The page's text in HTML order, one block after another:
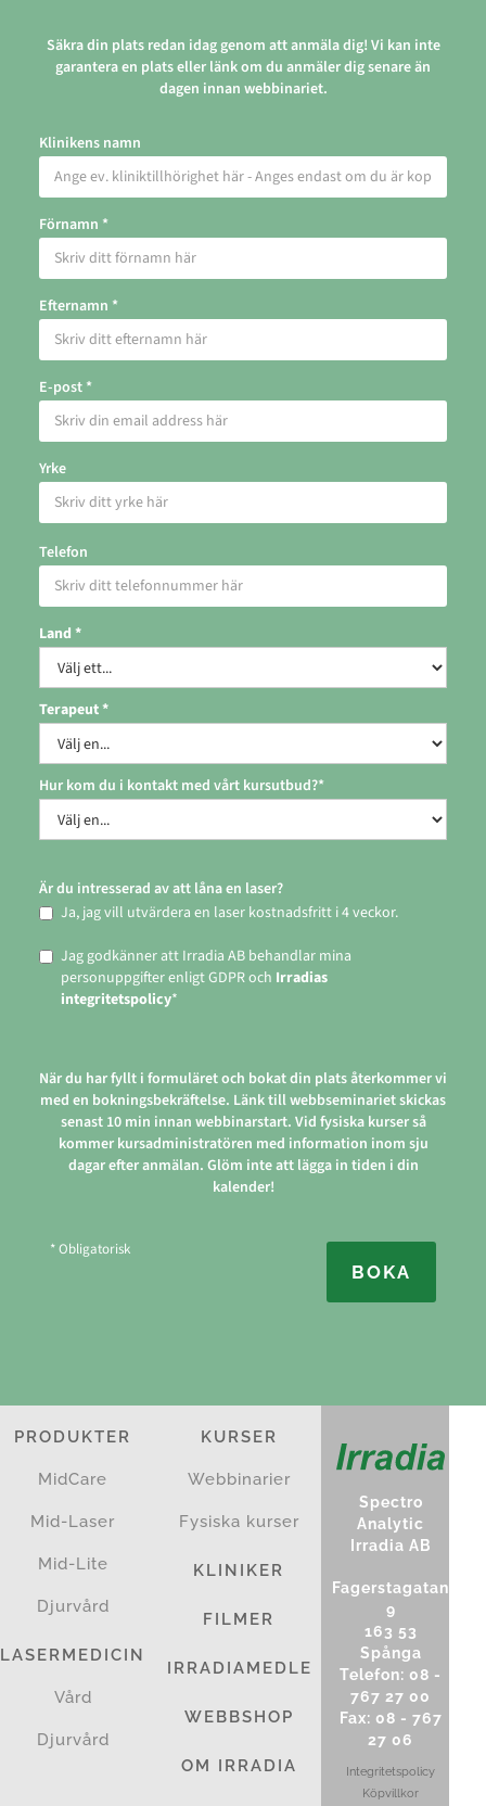
Säkra din plats redan idag genom att anmäla dig! Vi kan inte
garantera en plats eller länk om du anmäler dig senare än
dagen innan webbinariet.
Klinikens namn
Förnamn *
Efternamn *
E-post *
Yrke
Telefon
Land *
Terapeut *
Hur kom du i kontakt med vårt kursutbud?*
Är du intresserad av att låna en laser?
Ja, jag vill utvärdera en laser kostnadsfritt i 4 veckor.
Jag godkänner att Irradia AB behandlar mina
personuppgifter enligt GDPR och Irradias
integritetspolicy*
När du har fyllt i formuläret och bokat din plats återkommer vi
med en bokningsbekräftelse. Länk till webbseminariet skickas
senast 10 min innan webbinarstart. Vid fysiska kurser så
kommer kursadministratören med information inom sju
dagar efter anmälan. Glöm inte att lägga in tiden i din
kalender!
* Obligatorisk
PRODUKTER
MidCare
Mid-Laser
Mid-Lite
Djurvård
LASERMEDICIN
Vård
Djurvård
KURSER
Webbinarier
Fysiska kurser
KLINIKER
FILMER
IRRADIAMEDLEM
WEBBSHOP
OM IRRADIA
Spectro
Analytic
Irradia AB
Fagerstagatan
9
163 53
Spånga
Telefon: 08 -
767 27 00
Fax: 08 - 767
27 06
Integritetspolicy
Köpvillkor